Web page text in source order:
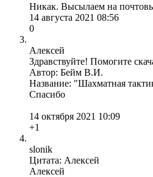
Никак. Высылаем на
14 августа 2021 08:56
0
Алексей
Здравствуйте! Помогите
Автор: Бейм В.И.
Название: "Шахматная
Спасибо
14 октября 2021 10:09
+1
slonik
Цитата: Алексей
Алексей